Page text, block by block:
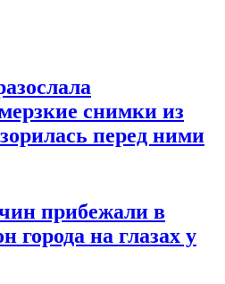
снимки из
перед ними
прибежали в
города на глазах у